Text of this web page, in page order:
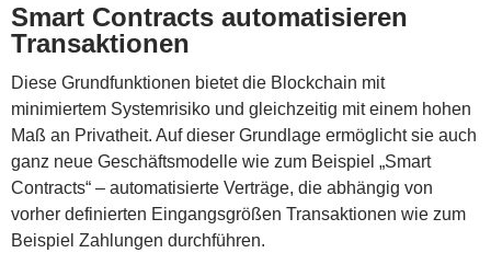
Smart Contracts automatisieren
Transaktionen
Diese Grundfunktionen bietet die Blockchain mit
minimiertem Systemrisiko und gleichzeitig mit einem hohen
Maß an Privatheit. Auf dieser Grundlage ermöglicht sie auch
ganz neue Geschäftsmodelle wie zum Beispiel „Smart
Contracts“ – automatisierte Verträge, die abhängig von
vorher definierten Eingangsgrößen Transaktionen wie zum
Beispiel Zahlungen durchführen.